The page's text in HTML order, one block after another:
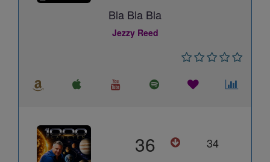
Bla Bla Bla
Jezzy Reed
36 34